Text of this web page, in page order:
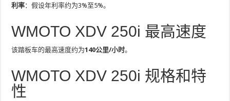
利率：假设年利率约为3%至5%。
WMOTO XDV 250i 最高速度
该踏板车的最高速度约为140公里/小时。
WMOTO XDV 250i 规格和特
性